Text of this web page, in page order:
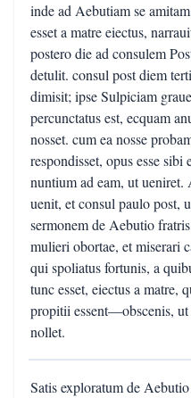
inde ad Aebutiam se
esset a matre eiectus,
postero die ad consulem
detulit. consul post diem
dimisit; ipse Sulpiciam
percunctatus est, ecquam
nosset. cum ea nosse
respondisset, opus esse
nuntium ad eam, ut
uenit, et consul paulo post,
sermonem de Aebutio
mulieri obortae, et miserari
qui spoliatus fortunis, a
tunc esset, eiectus a
propitii essent—obscenis, ut
nollet.
Satis exploratum de